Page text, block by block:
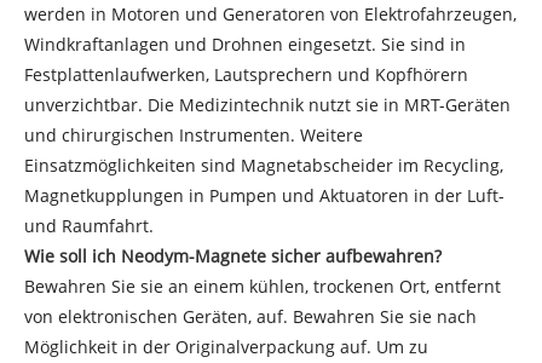
werden in Motoren und Generatoren von Elektrofahrzeugen,
Windkraftanlagen und Drohnen eingesetzt. Sie sind in
Festplattenlaufwerken, Lautsprechern und Kopfhörern
unverzichtbar. Die Medizintechnik nutzt sie in MRT-Geräten
und chirurgischen Instrumenten. Weitere
Einsatzmöglichkeiten sind Magnetabscheider im Recycling,
Magnetkupplungen in Pumpen und Aktuatoren in der Luft-
und Raumfahrt.
Wie soll ich Neodym-Magnete sicher aufbewahren?
Bewahren Sie sie an einem kühlen, trockenen Ort, entfernt
von elektronischen Geräten, auf. Bewahren Sie sie nach
Möglichkeit in der Originalverpackung auf. Um zu